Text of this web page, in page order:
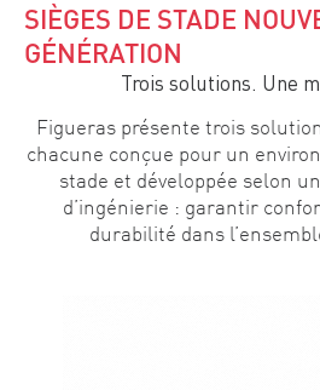
SIÈGES DE STADE
GÉNÉRATION
Trois solutions. Une
Figueras présente trois
chacune conçue pour un
stade et développée selon
d’ingénierie : garantir
durabilité dans